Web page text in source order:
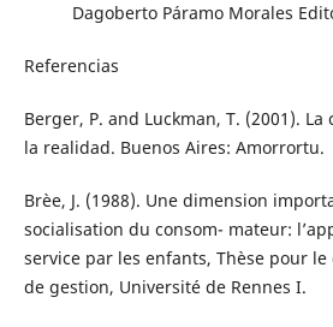
Dagoberto Páramo Morales
Referencias
Berger, P. and Luckman, T. (2001).
la realidad. Buenos Aires: Amorrortu.
Brèe, J. (1988). Une dimension
socialisation du consom- mateur:
service par les enfants, Thèse pour le
de gestion, Université de Rennes I.